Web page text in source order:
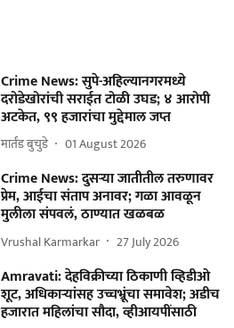
Crime News: सुपे-अहिल्यानगरमध्ये
दरोडेखोरांची सराईत टोळी उघड; ४ आरोपी
अटकेत, ९९ हजारांचा मुद्देमाल जप्त
मार्तंड बुचुडे 01 August 2026
Crime News: दुसऱ्या जातीतील तरुणावर
प्रेम, आईचा संताप अनावर; गळा आवळून
मुलीला संपवलं, ठाण्यात खळबळ
Vrushal Karmarkar 27 July 2026
Amravati: देहविक्रीच्या ठिकाणी व्हिडीओ
शूट, अधिकाऱ्यांसह उच्चभ्रूंचा समावेश; अडीच
हजारात महिलांचा सौदा, व्हीआयपींसाठी